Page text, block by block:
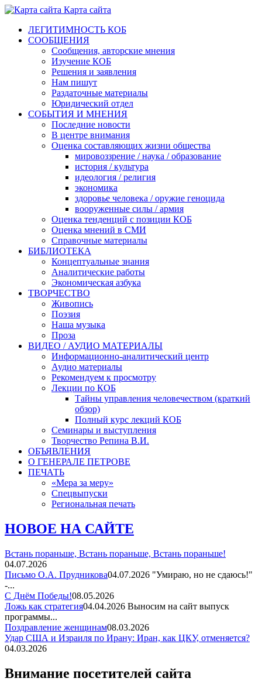
Карта сайта
ЛЕГИТИМНОСТЬ КОБ
СООБЩЕНИЯ
Сообщения, авторские мнения
Изучение КОБ
Решения и заявления
Нам пишут
Раздаточные материалы
Юридический отдел
СОБЫТИЯ И МНЕНИЯ
Последние новости
В центре внимания
Оценка составляющих жизни общества
мировоззрение / наука / образование
история / культура
идеология / религия
экономика
здоровье человека / оружие геноцида
вооруженные силы / армия
Оценка тенденций с позиции КОБ
Оценка мнений в СМИ
Справочные материалы
БИБЛИОТЕКА
Концептуальные знания
Аналитические работы
Экономическая азбука
ТВОРЧЕСТВО
Живопись
Поэзия
Наша музыка
Проза
ВИДЕО / АУДИО МАТЕРИАЛЫ
Информационно-аналитический центр
Аудио материалы
Рекомендуем к просмотру
Лекции по КОБ
Тайны управления человечеством (краткий
обзор)
Полный курс лекций КОБ
Семинары и выступления
Творчество Репина В.И.
ОБЪЯВЛЕНИЯ
О ГЕНЕРАЛЕ ПЕТРОВЕ
ПЕЧАТЬ
«Мера за меру»
Спецвыпуски
Региональная печать
НОВОЕ НА САЙТЕ
Встань пораньше, Встань пораньше, Встань пораньше!
04.07.2026
Письмо О.А. Прудникова04.07.2026 "Умираю, но не сдаюсь!"
-...
С Днём Победы!08.05.2026
Ложь как стратегия04.04.2026 Выносим на сайт выпуск
программы...
Поздравление женщинам08.03.2026
Удар США и Израиля по Ирану: Иран, как ЦКУ, отменяется?
04.03.2026
Внимание посетителей сайта